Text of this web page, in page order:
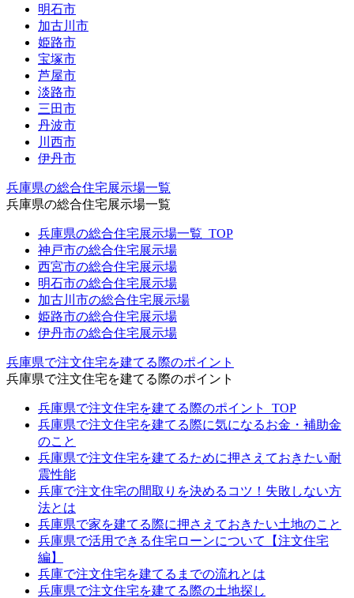
明石市
加古川市
姫路市
宝塚市
芦屋市
淡路市
三田市
丹波市
川西市
伊丹市
兵庫県の総合住宅展示場一覧
兵庫県の総合住宅展示場一覧
兵庫県の総合住宅展示場一覧_TOP
神戸市の総合住宅展示場
西宮市の総合住宅展示場
明石市の総合住宅展示場
加古川市の総合住宅展示場
姫路市の総合住宅展示場
伊丹市の総合住宅展示場
兵庫県で注文住宅を建てる際のポイント
兵庫県で注文住宅を建てる際のポイント
兵庫県で注文住宅を建てる際のポイント_TOP
兵庫県で注文住宅を建てる際に気になるお金・補助金
のこと
兵庫県で注文住宅を建てるために押さえておきたい耐
震性能
兵庫で注文住宅の間取りを決めるコツ！失敗しない方
法とは
兵庫県で家を建てる際に押さえておきたい土地のこと
兵庫県で活用できる住宅ローンについて【注文住宅
編】
兵庫で注文住宅を建てるまでの流れとは
兵庫県で注文住宅を建てる際の土地探し